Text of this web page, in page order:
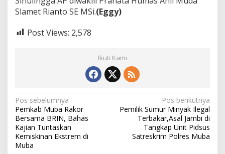
Slamet Rianto SE MSi.(Eggy)
Post Views: 2,578
Ikuti Kami
N
a
v
i
Pos sebelumnya
Pemkab Muba Rakor
Bersama BRIN, Bahas
Kajian Tuntaskan
Kemiskinan Ekstrem di
Muba
Pos berikutnya
Pemilik Sumur Minyak Ilegal
Terbakar,Asal Jambi di
Tangkap Unit Pidsus
Satreskrim Polres Muba